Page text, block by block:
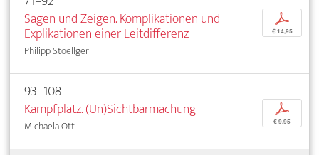
Sagen und Zeigen. Komplikationen und
Explikationen einer Leitdifferenz
Philipp Stoellger
p
€ 14,95
93–108
Kampfplatz. (Un)Sichtbarmachung
Michaela Ott
p
€ 9,95